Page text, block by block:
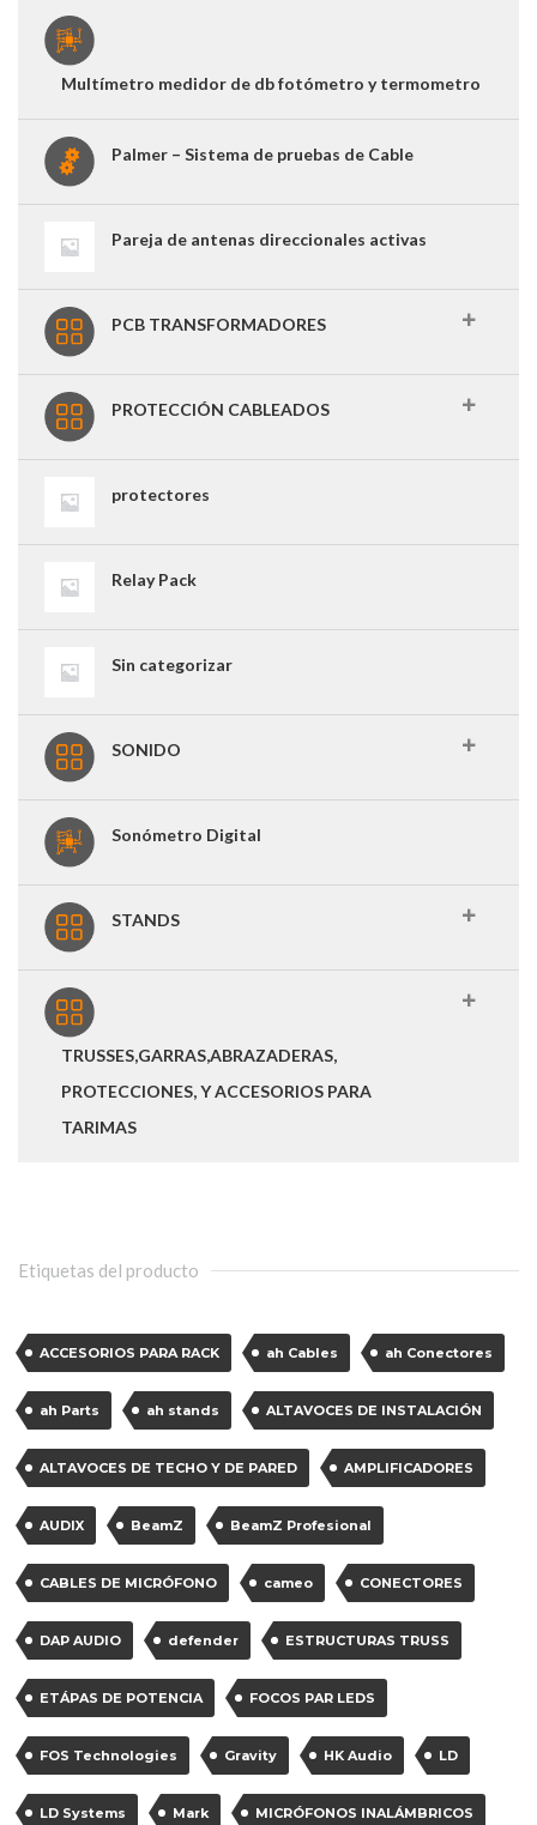
Multímetro medidor de db fotómetro y termometro
Palmer – Sistema de pruebas de Cable
Pareja de antenas direccionales activas
PCB TRANSFORMADORES
PROTECCIÓN CABLEADOS
protectores
Relay Pack
Sin categorizar
SONIDO
Sonómetro Digital
STANDS
TRUSSES,GARRAS,ABRAZADERAS,
PROTECCIONES, Y ACCESORIOS PARA
TARIMAS
Etiquetas del producto
ACCESORIOS PARA RACK ah Cables ah Conectores
ah Parts ah stands ALTAVOCES DE INSTALACIÓN
ALTAVOCES DE TECHO Y DE PARED AMPLIFICADORES
AUDIX BeamZ BeamZ Profesional
CABLES DE MICRÓFONO cameo CONECTORES
DAP AUDIO defender ESTRUCTURAS TRUSS
ETÁPAS DE POTENCIA FOCOS PAR LEDS
FOS Technologies Gravity HK Audio LD
LD Systems Mark MICRÓFONOS INALÁMBRICOS